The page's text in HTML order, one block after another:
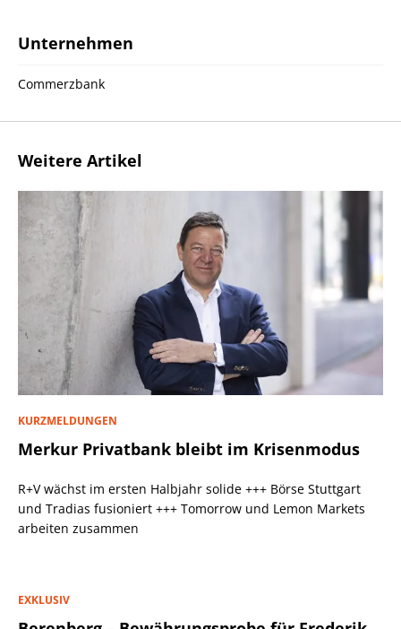
Unternehmen
Commerzbank
Weitere Artikel
KURZMELDUNGEN
Merkur Privatbank bleibt im Krisenmodus
R+V wächst im ersten Halbjahr solide +++ Börse Stuttgart
und Tradias fusioniert +++ Tomorrow und Lemon Markets
arbeiten zusammen
EXKLUSIV